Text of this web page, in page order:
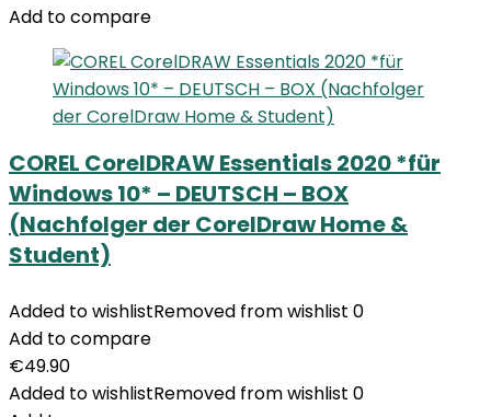
Add to compare
COREL CorelDRAW Essentials 2020 *für
Windows 10* – DEUTSCH – BOX
(Nachfolger der CorelDraw Home &
Student)
Added to wishlistRemoved from wishlist 0
Add to compare
€49.90
Added to wishlistRemoved from wishlist 0